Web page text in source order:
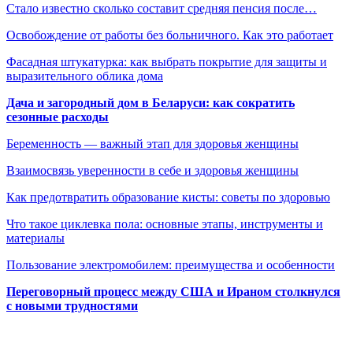
Стало известно сколько составит средняя пенсия после…
Освобождение от работы без больничного. Как это работает
Фасадная штукатурка: как выбрать покрытие для защиты и
выразительного облика дома
Дача и загородный дом в Беларуси: как сократить
сезонные расходы
Беременность — важный этап для здоровья женщины
Взаимосвязь уверенности в себе и здоровья женщины
Как предотвратить образование кисты: советы по здоровью
Что такое циклевка пола: основные этапы, инструменты и
материалы
Пользование электромобилем: преимущества и особенности
Переговорный процесс между США и Ираном столкнулся
с новыми трудностями